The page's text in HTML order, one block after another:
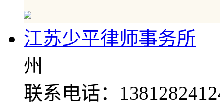
江苏少平律师事务所
州
联系电话：